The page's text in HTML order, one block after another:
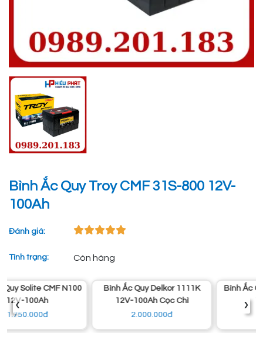
Bình Ắc Quy Troy CMF 31S-800 12V-
100Ah
Đánh giá:
Tình trạng: Còn hàng
Bình Ắc Quy Delkor 1111K
12V-100Ah Cọc Chì
Bình Ắc Quy Đồng Nai N100
12V-100Ah
1.600.000đ
‹ ›